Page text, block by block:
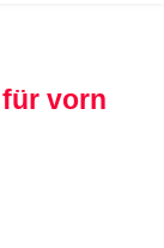
vorn